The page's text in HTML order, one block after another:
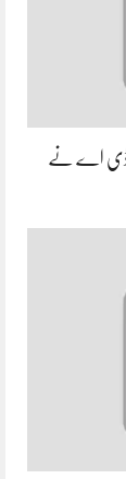
ڈی اے نے